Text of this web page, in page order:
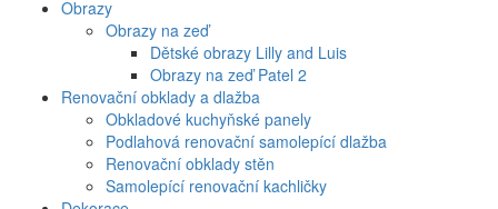
Obrazy
Obrazy na zeď
Dětské obrazy Lilly and Luis
Obrazy na zeď Patel 2
Renovační obklady a dlažba
Obkladové kuchyňské panely
Podlahová renovační samolepící dlažba
Renovační obklady stěn
Samolepící renovační kachličky